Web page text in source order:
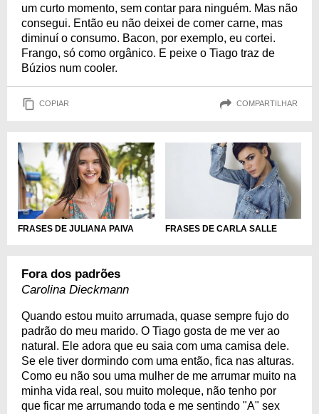
um curto momento, sem contar para ninguém. Mas não
consegui. Então eu não deixei de comer carne, mas
diminuí o consumo. Bacon, por exemplo, eu cortei.
Frango, só como orgânico. E peixe o Tiago traz de
Búzios num cooler.
COPIAR COMPARTILHAR
FRASES DE JULIANA PAIVA FRASES DE CARLA SALLE
Fora dos padrões
Carolina Dieckmann
Quando estou muito arrumada, quase sempre fujo do
padrão do meu marido. O Tiago gosta de me ver ao
natural. Ele adora que eu saia com uma camisa dele.
Se ele tiver dormindo com uma então, fica nas alturas.
Como eu não sou uma mulher de me arrumar muito na
minha vida real, sou muito moleque, não tenho por
que ficar me arrumando toda e me sentindo "A" sex